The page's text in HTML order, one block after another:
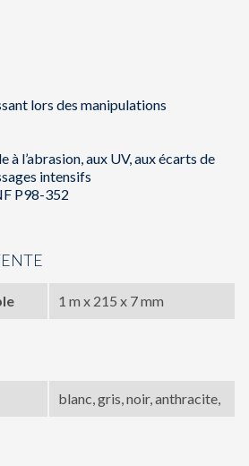
lors des manipulations
à l’abrasion, aux UV, aux écarts de
intensifs
P98-352
1 m x 215 x 7 mm
blanc, gris, noir, anthracite,